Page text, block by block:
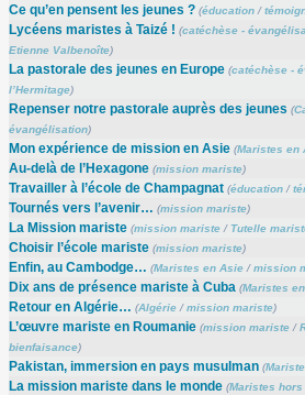
Ce qu’en pensent les jeunes ? (éducation/
Lycéens maristes à Taizé ! (catéchèse -
Etienne Valbenoîte)
La pastorale des jeunes en Europe (catéchèse -
l’Hermitage)
Repenser notre pastorale auprès des jeunes (
évangélisation)
Mon expérience de mission en Asie (Maristes en
Au-delà de l’Hexagone (mission mariste)
Travailler à l’école de Champagnat (éducation/
Tournés vers l’avenir… (mission mariste)
La Mission mariste (mission mariste/ Tutelle
Choisir l’école mariste (mission mariste)
Enfin, au Cambodge… (Maristes en Asie/mission
Dix ans de présence mariste à Cuba (Maristes
Retour en Algérie… (Algérie/mission mariste)
L’œuvre mariste en Roumanie (mission mariste/
bienfaisance)
Pakistan, immersion en pays musulman (
La mission mariste dans le monde (Maristes hors